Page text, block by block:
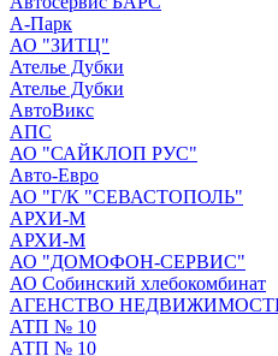
А-Парк
АО "ЗИТЦ"
Ателье Дубки
Ателье Дубки
АвтоВикс
АПС
АО "САЙКЛОП РУС"
Авто-Евро
АО "Г/К "СЕВАСТОПОЛЬ"
АРХИ-М
АРХИ-М
АО "ДОМОФОН-СЕРВИС"
АО Собинский хлебокомбинат
АГЕНСТВО
АТП № 10
АТП № 10